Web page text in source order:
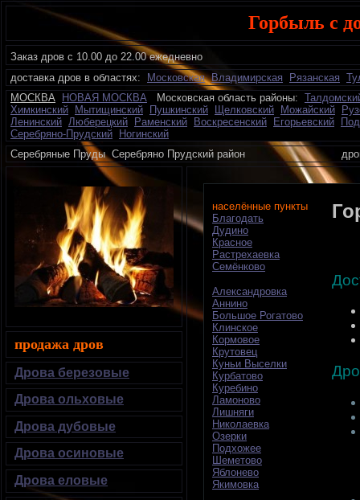
Горбыль с
Заказ дров с 10.00 до 22.00 ежедневно
доставка дров в областях:
Московская Владимирская Рязанская
МОСКВА
НОВАЯ МОСКВА Московская область районы:
Химкинский
Мытищинский Пушкинский Щелковский Можайский
Ленинский Люберецкий Раменский Воскресенский Егорьевский
Серебряно-Прудский
Ногинский
Серебряные Пруды Серебряно Прудский район
населённые пункты
Благодать
Дудино
Красное
Растрехаевка
Семёнково
Александровка
Аннино
Большое Рогатово
Клинское
Кормовое
Крутовец
Куньи Выселки
Курбатово
Куребино
Ламоново
Лишняги
Николаевка
Озерки
Подхожее
Шеметово
Яблонево
Якимовка
продажа дров
Дрова березовые
Дрова ольховые
Дрова дубовые
Дрова осиновые
Дрова еловые